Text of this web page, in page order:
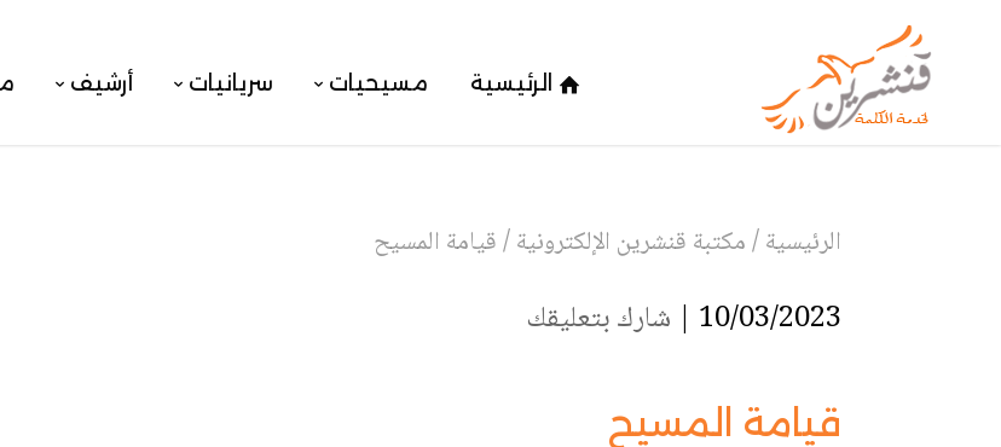
الرئيسية مسيحيات سريانيات أرشيف
الرئيسية/مكتبة قنشرين الإلكترونية/قيامة المسيح
10/03/2023 | شارك بتعليقك
قيامة المسيح